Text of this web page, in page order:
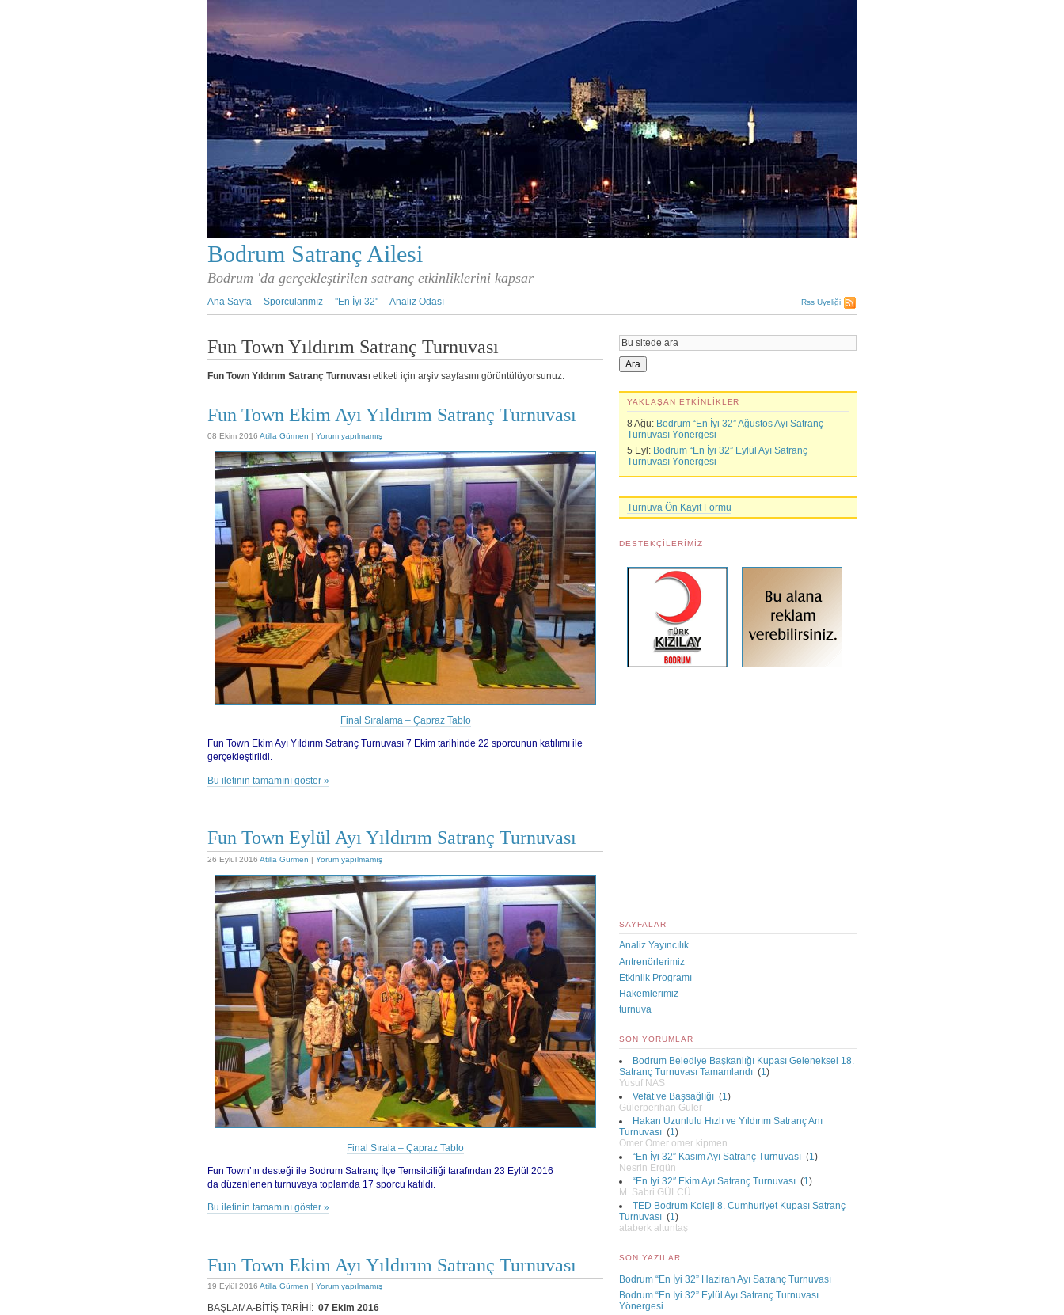
Bodrum Satranç Ailesi
Bodrum 'da gerçekleştirilen satranç etkinliklerini kapsar
Ana Sayfa Sporcularımız ''En İyi 32'' Analiz Odası Rss Üyeliği
Fun Town Yıldırım Satranç Turnuvası
Fun Town Yıldırım Satranç Turnuvası etiketi için arşiv sayfasını görüntülüyorsunuz.
Fun Town Ekim Ayı Yıldırım Satranç Turnuvası
08 Ekim 2016 Atilla Gürmen | Yorum yapılmamış
Final Sıralama – Çapraz Tablo
Fun Town Ekim Ayı Yıldırım Satranç Turnuvası 7 Ekim tarihinde 22 sporcunun katılımı ile
gerçekleştirildi.
Bu iletinin tamamını göster »
Fun Town Eylül Ayı Yıldırım Satranç Turnuvası
26 Eylül 2016 Atilla Gürmen | Yorum yapılmamış
Final Sırala – Çapraz Tablo
Fun Town’ın desteği ile Bodrum Satranç İlçe Temsilciliği tarafından 23 Eylül 2016
da düzenlenen turnuvaya toplamda 17 sporcu katıldı.
Bu iletinin tamamını göster »
Fun Town Ekim Ayı Yıldırım Satranç Turnuvası
19 Eylül 2016 Atilla Gürmen | Yorum yapılmamış
BAŞLAMA-BİTİŞ TARİHİ: 07 Ekim 2016
YAKLAŞAN ETKINLIKLER
8 Ağu: Bodrum “En İyi 32” Ağustos Ayı Satranç
Turnuvası Yönergesi
5 Eyl: Bodrum “En İyi 32” Eylül Ayı Satranç
Turnuvası Yönergesi
Turnuva Ön Kayıt Formu
DESTEKÇILERIMIZ
SAYFALAR
Analiz Yayıncılık
Antrenörlerimiz
Etkinlik Programı
Hakemlerimiz
turnuva
SON YORUMLAR
Bodrum Belediye Başkanlığı Kupası Geleneksel 18.
Satranç Turnuvası Tamamlandı (1 )
Yusuf NAS
Vefat ve Başsağlığı (1)
Gülerperihan Güler
Hakan Uzunlulu Hızlı ve Yıldırım Satranç Anı
Turnuvası (1)
Ömer Ömer omer kipmen
“En İyi 32″ Kasım Ayı Satranç Turnuvası (1)
Nesrin Ergün
“En İyi 32″ Ekim Ayı Satranç Turnuvası (1)
M. Sabri GÜLCÜ
TED Bodrum Koleji 8. Cumhuriyet Kupası Satranç
Turnuvası (1)
ataberk altuntaş
SON YAZILAR
Bodrum “En İyi 32” Haziran Ayı Satranç Turnuvası
Bodrum “En İyi 32” Eylül Ayı Satranç Turnuvası
Yönergesi